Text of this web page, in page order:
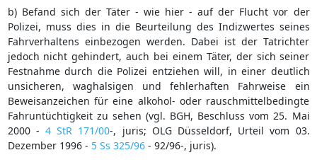
b) Befand sich der Täter - wie hier - auf der Flucht vor der
Polizei, muss dies in die Beurteilung des Indizwertes seines
Fahrverhaltens einbezogen werden. Dabei ist der Tatrichter
jedoch nicht gehindert, auch bei einem Täter, der sich seiner
Festnahme durch die Polizei entziehen will, in einer deutlich
unsicheren, waghalsigen und fehlerhaften Fahrweise ein
Beweisanzeichen für eine alkohol- oder rauschmittelbedingte
Fahruntüchtigkeit zu sehen (vgl. BGH, Beschluss vom 25. Mai
2000 - 4 StR 171/00-, juris; OLG Düsseldorf, Urteil vom 03.
Dezember 1996 - 5 Ss 325/96- 92/96-, juris).